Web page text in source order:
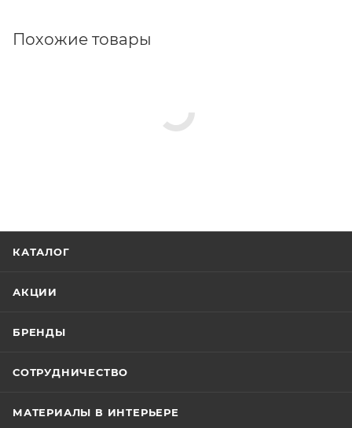
Похожие товары
КАТАЛОГ
АКЦИИ
БРЕНДЫ
СОТРУДНИЧЕСТВО
МАТЕРИАЛЫ В ИНТЕРЬЕРЕ